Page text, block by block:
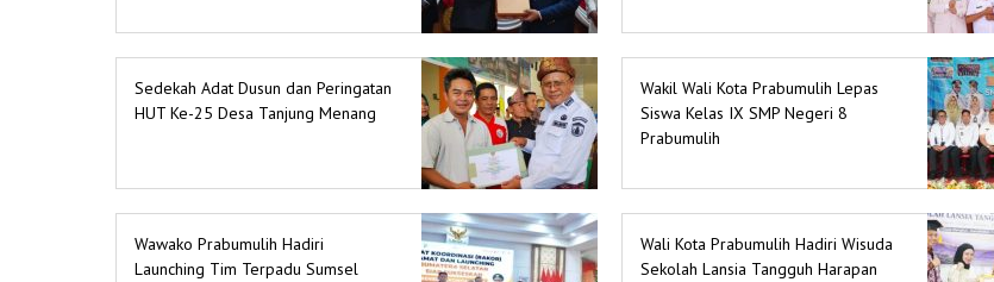
Sedekah Adat Dusun dan Peringatan
HUT Ke-25 Desa Tanjung Menang
Wakil Wali Kota Prabumulih Lepas
Siswa Kelas IX SMP Negeri 8
Prabumulih
Wawako Prabumulih Hadiri
Launching Tim Terpadu Sumsel
Wali Kota Prabumulih Hadiri Wisuda
Sekolah Lansia Tangguh Harapan